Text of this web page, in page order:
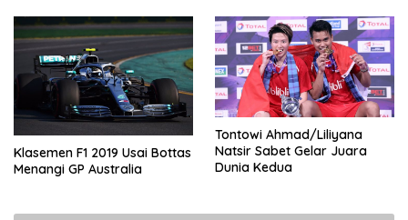
Klasemen F1 2019 Usai Bottas
Menangi GP Australia
Tontowi Ahmad/Liliyana
Natsir Sabet Gelar Juara
Dunia Kedua